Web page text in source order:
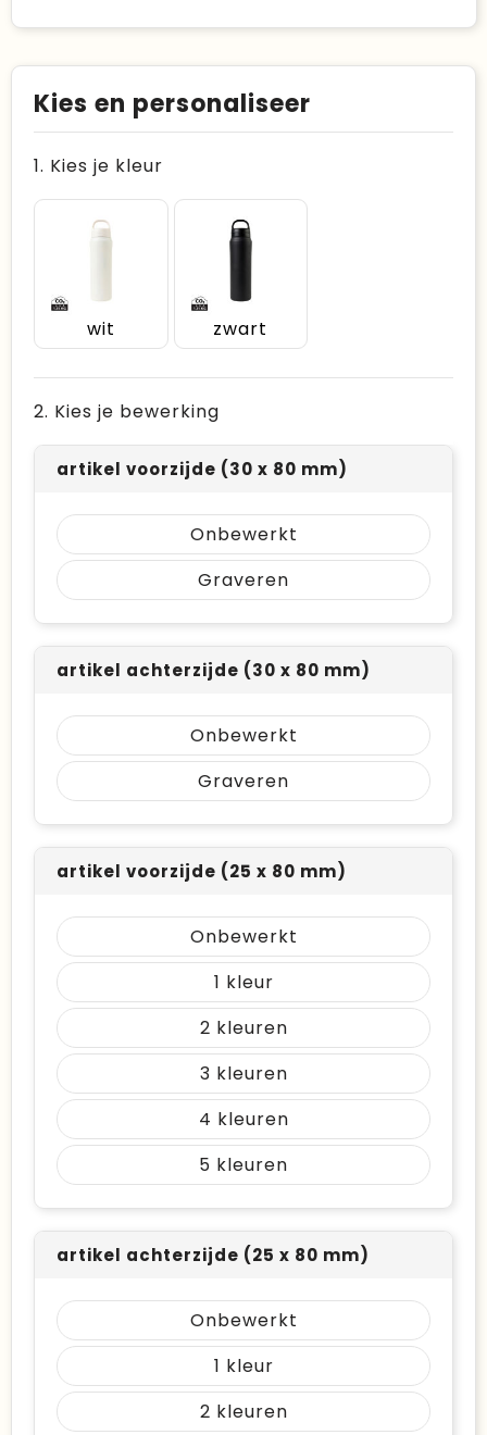
Kies en personaliseer
1. Kies je kleur
wit zwart
2. Kies je bewerking
artikel voorzijde (30 x 80 mm)
Onbewerkt
Graveren
artikel achterzijde (30 x 80 mm)
Onbewerkt
Graveren
artikel voorzijde (25 x 80 mm)
Onbewerkt
1
2
3
4
5
artikel achterzijde (25 x 80 mm)
Onbewerkt
1
2